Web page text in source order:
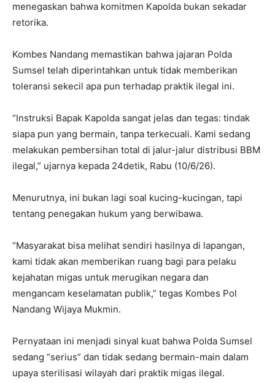
menegaskan bahwa komitmen Kapolda bukan sekadar
retorika.
Kombes Nandang memastikan bahwa jajaran Polda
Sumsel telah diperintahkan untuk tidak memberikan
toleransi sekecil apa pun terhadap praktik ilegal ini.
“Instruksi Bapak Kapolda sangat jelas dan tegas: tindak
siapa pun yang bermain, tanpa terkecuali. Kami sedang
melakukan pembersihan total di jalur-jalur distribusi BBM
ilegal,” ujarnya kepada 24detik, Rabu (10/6/26).
Menurutnya, ini bukan lagi soal kucing-kucingan, tapi
tentang penegakan hukum yang berwibawa.
“Masyarakat bisa melihat sendiri hasilnya di lapangan,
kami tidak akan memberikan ruang bagi para pelaku
kejahatan migas untuk merugikan negara dan
mengancam keselamatan publik,” tegas Kombes Pol
Nandang Wijaya Mukmin.
Pernyataan ini menjadi sinyal kuat bahwa Polda Sumsel
sedang “serius” dan tidak sedang bermain-main dalam
upaya sterilisasi wilayah dari praktik migas ilegal.